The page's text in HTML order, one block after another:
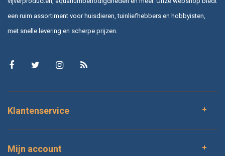
een ruim assortiment voor huisdieren, tuinliefhebbers en hobbyisten,
met snelle levering en scherpe prijzen.
Klantenservice
Mijn account